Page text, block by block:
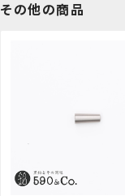
その他の商品